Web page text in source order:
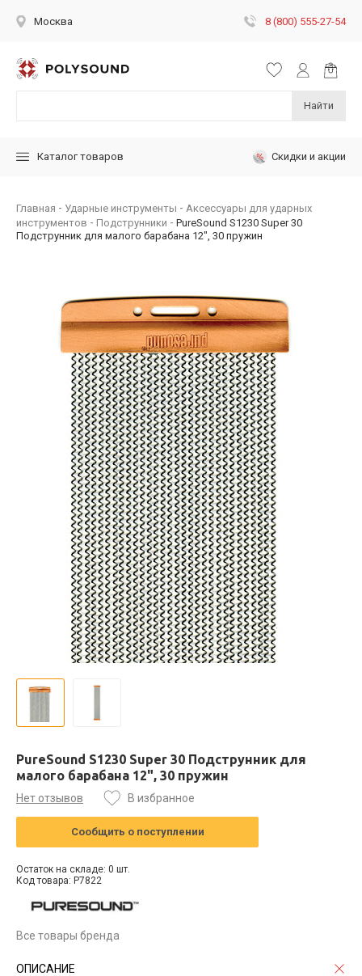
Москва 8 (800) 555-27-54
Найти
Каталог товаров Скидки и акции
Главная Ударные инструменты
Аксессуары для ударных
инструментов
Подструнники
PureSound S1230 Super 30
Подструнник для малого барабана 12", 30 пружин
PureSound S1230 Super 30 Подструнник для
малого барабана 12", 30 пружин
Нет отзывов В избранное
Сообщить о поступлении
Остаток на складе: 0 шт.
Код товара: P7822
Все товары бренда
ОПИСАНИЕ